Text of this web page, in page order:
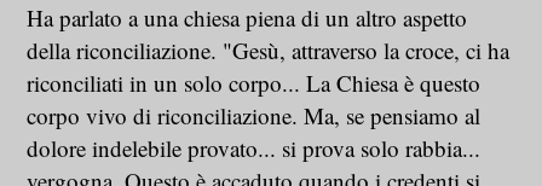
Ha parlato a una chiesa piena di un altro aspetto
della riconciliazione. "Gesù, attraverso la croce, ci ha
riconciliati in un solo corpo... La Chiesa è questo
corpo vivo di riconciliazione. Ma, se pensiamo al
dolore indelebile provato... si prova solo rabbia...